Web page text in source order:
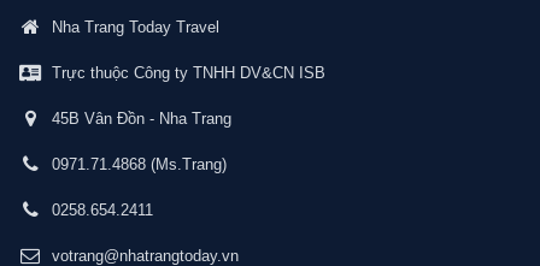
Nha Trang Today Travel
Trực thuộc Công ty TNHH DV&CN ISB
45B Vân Đồn - Nha Trang
0971.71.4868 (Ms.Trang)
0258.654.2411
votrang@nhatrangtoday.vn